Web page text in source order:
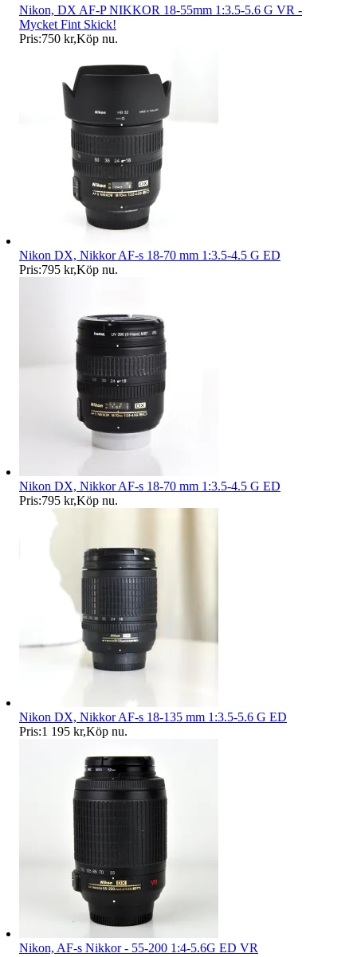
Nikon, DX AF-P NIKKOR 18-55mm 1:3.5-5.6 G VR -
Mycket Fint Skick!
Pris:750 kr,Köp nu.
Nikon DX, Nikkor AF-s 18-70 mm 1:3.5-4.5 G ED
Pris:795 kr,Köp nu.
Nikon DX, Nikkor AF-s 18-70 mm 1:3.5-4.5 G ED
Pris:795 kr,Köp nu.
Nikon DX, Nikkor AF-s 18-135 mm 1:3.5-5.6 G ED
Pris:1 195 kr,Köp nu.
Nikon, AF-s Nikkor - 55-200 1:4-5.6G ED VR